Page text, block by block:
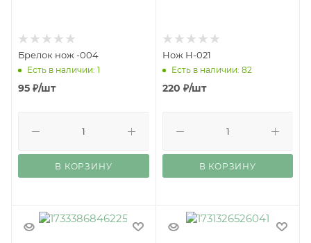
Брелок нож -004
Есть в наличии: 1
95 ₽/шт
В КОРЗИНУ
Нож Н-021
Есть в наличии: 82
220 ₽/шт
В КОРЗИНУ